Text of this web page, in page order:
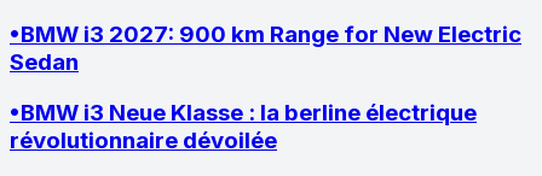
•BMW i3 2027: 900 km Range for New Electric
Sedan
•BMW i3 Neue Klasse : la berline électrique
révolutionnaire dévoilée